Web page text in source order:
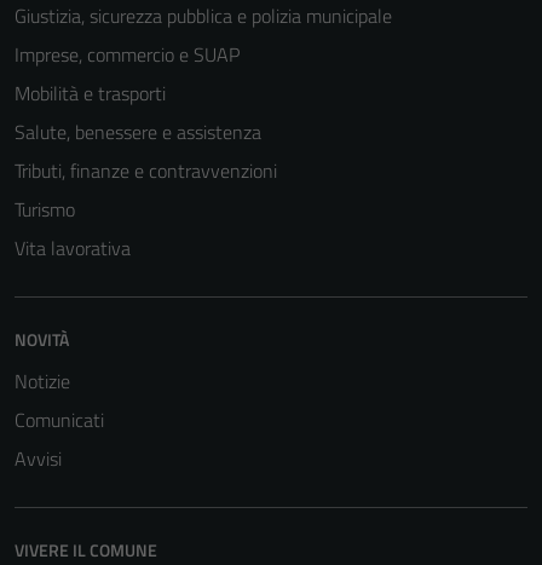
Giustizia, sicurezza pubblica e polizia municipale
Imprese, commercio e SUAP
Mobilità e trasporti
Salute, benessere e assistenza
Tributi, finanze e contravvenzioni
Turismo
Vita lavorativa
NOVITÀ
Notizie
Comunicati
Avvisi
VIVERE IL COMUNE
sono necessari